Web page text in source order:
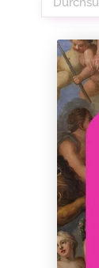
Sie
Shop